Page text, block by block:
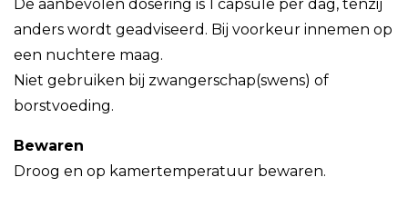
De aanbevolen dosering is 1 capsule per dag, tenzij
anders wordt geadviseerd. Bij voorkeur innemen op
een nuchtere maag.
Niet gebruiken bij zwangerschap(swens) of
borstvoeding.
Bewaren
Droog en op kamertemperatuur bewaren.